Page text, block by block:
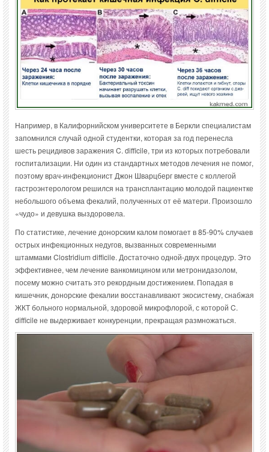
Например, в Калифорнийском университете в Беркли специалистам
запомнился случай одной студентки, которая за год перенесла
шесть рецидивов заражения C. difficile, три из которых потребовали
госпитализации. Ни один из стандартных методов лечения не помог,
поэтому врач-инфекционист Джон Шварцберг вместе с коллегой
гастроэнтерологом решился на трансплантацию молодой пациентке
небольшого объема фекалий, полученных от её матери. Произошло
«чудо» и девушка выздоровела.
По статистике, лечение донорским калом помогает в 85-90% случаев
острых инфекционных недугов, вызванных современными
штаммами Clostridium difficile. Достаточно одной-двух процедур. Это
эффективнее, чем лечение ванкомицином или метронидазолом,
посему можно считать это рекордным достижением. Попадая в
кишечник, донорские фекалии восстанавливают экосистему, снабжая
ЖКТ больного нормальной, здоровой микрофлорой, с которой C.
difficile не выдерживает конкуренции, прекращая размножаться.